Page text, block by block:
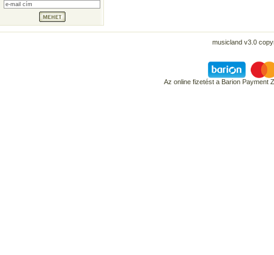
musicland v3.0
Az online fizetést a Barion Payment